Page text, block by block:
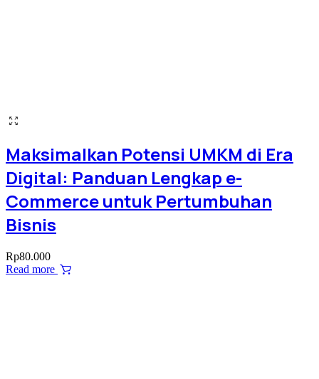
Maksimalkan Potensi UMKM di Era
Digital: Panduan Lengkap e-
Commerce untuk Pertumbuhan
Bisnis
Rp80.000
Read more